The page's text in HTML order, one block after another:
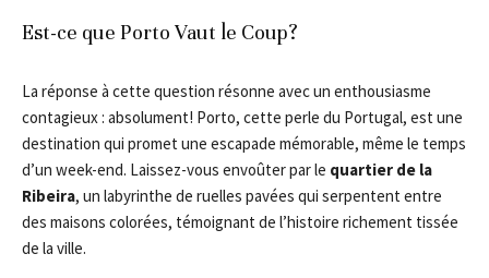
Est-ce que Porto Vaut le Coup?
La réponse à cette question résonne avec un enthousiasme
contagieux : absolument! Porto, cette perle du Portugal, est une
destination qui promet une escapade mémorable, même le temps
d’un week-end. Laissez-vous envoûter par le quartier de la
Ribeira, un labyrinthe de ruelles pavées qui serpentent entre
des maisons colorées, témoignant de l’histoire richement tissée
de la ville.